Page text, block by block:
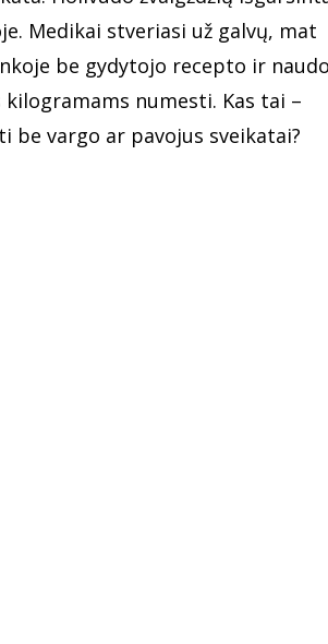
Medikai stveriasi už galvų, mat
be gydytojo recepto ir
numesti. Kas tai –
be vargo ar pavojus sveikatai?